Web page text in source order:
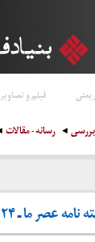
فیلم و تصاویر
رسانه - مقالات
۲۴ خرداد ۱۳۷۵)